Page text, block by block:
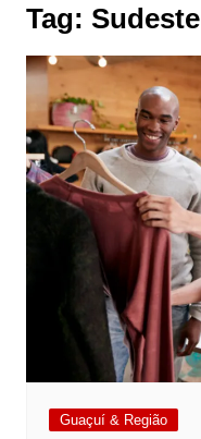
Tag: Sudeste
Guaçuí & Região